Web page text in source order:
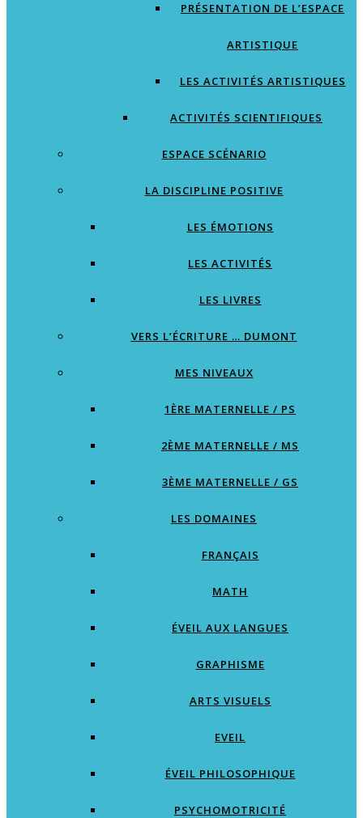
PRÉSENTATION DE L’ESPACE
ARTISTIQUE
LES ACTIVITÉS ARTISTIQUES
ACTIVITÉS SCIENTIFIQUES
ESPACE SCÉNARIO
LA DISCIPLINE POSITIVE
LES ÉMOTIONS
LES ACTIVITÉS
LES LIVRES
VERS L’ÉCRITURE … DUMONT
MES NIVEAUX
1ÈRE MATERNELLE / PS
2ÈME MATERNELLE / MS
3ÈME MATERNELLE / GS
LES DOMAINES
FRANÇAIS
MATH
ÉVEIL AUX LANGUES
GRAPHISME
ARTS VISUELS
EVEIL
ÉVEIL PHILOSOPHIQUE
PSYCHOMOTRICITÉ